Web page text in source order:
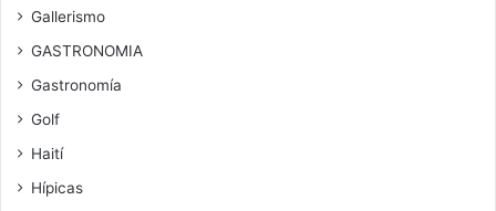
Gallerismo
GASTRONOMIA
Gastronomía
Golf
Haití
Hípicas